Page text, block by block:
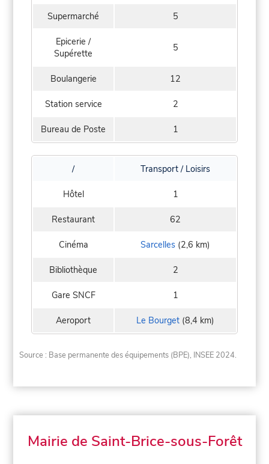
Supermarché 5
Epicerie /
Supérette
5
Boulangerie 12
Station service 2
Bureau de Poste 1
/ Transport / Loisirs
Hôtel 1
Restaurant 62
Cinéma Sarcelles (2,6 km)
Bibliothèque 2
Gare SNCF 1
Aeroport Le Bourget (8,4 km)
Source : Base permanente des équipements (BPE), INSEE 2024.
Mairie de Saint-Brice-sous-Forêt